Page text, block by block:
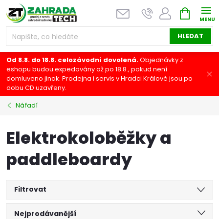
Přejít
na
obsah
HLEDAT
NÁKUPNÍ
KOŠÍK
Od 8.8. do 18.8. celozávodní dovolená.Objednávky z
eshopu budou expedovány až po 18.8., pokud není
domluveno jinak. Prodejna i servis v Hradci Králové jsou po
dobu CD uzavřeny.
Nářadí
Elektrokoloběžky a
paddleboardy
Filtrovat
Nejprodávanější